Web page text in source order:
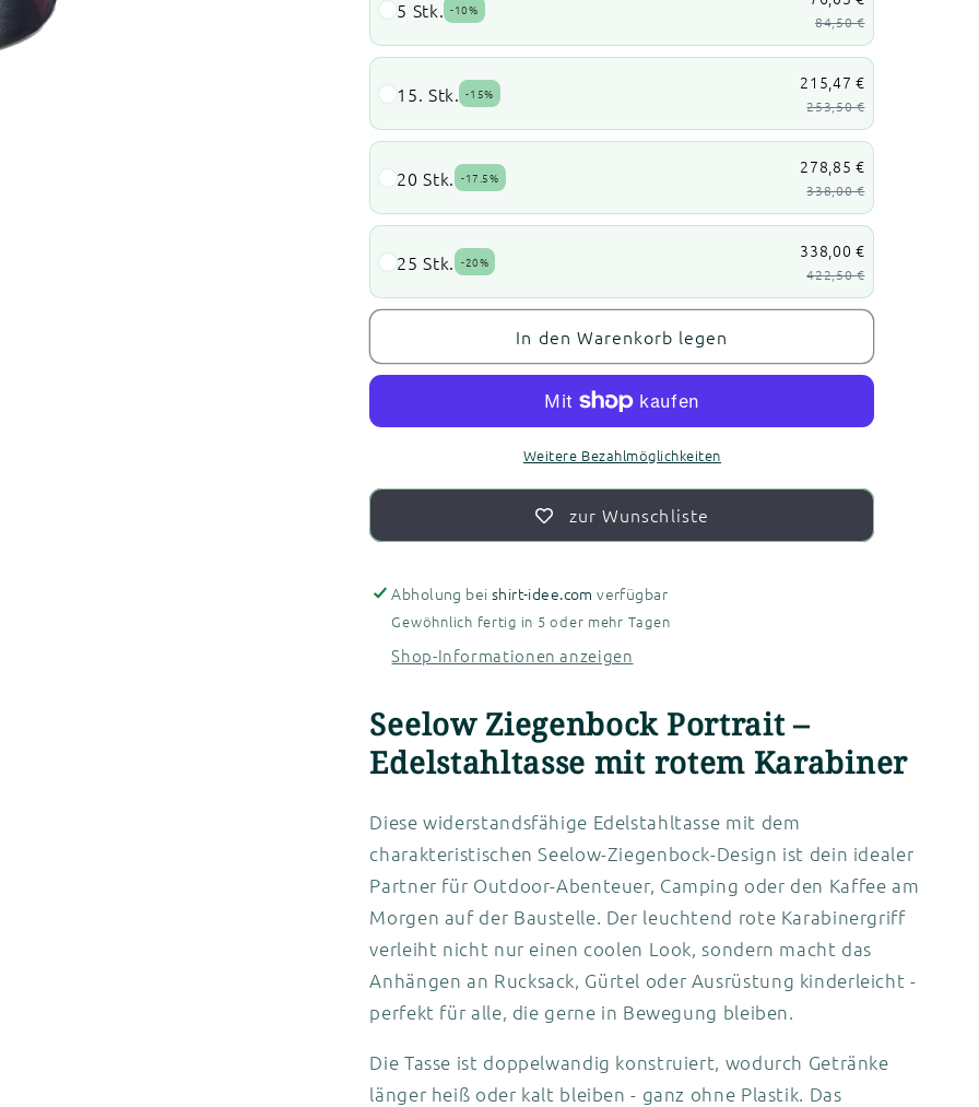
5 Stk. -10%
84,50 €
15. Stk. -15%
215,47 €
253,50 €
20 Stk. -17.5%
278,85 €
338,00 €
25 Stk. -20%
338,00 €
422,50 €
In den Warenkorb legen
Weitere Bezahlmöglichkeiten
zur Wunschliste
Abholung bei shirt-idee.com verfügbar
Gewöhnlich fertig in 5 oder mehr Tagen
Shop-Informationen anzeigen
Seelow Ziegenbock Portrait –
Edelstahltasse mit rotem Karabiner
Diese widerstandsfähige Edelstahltasse mit dem
charakteristischen Seelow-Ziegenbock-Design ist dein idealer
Partner für Outdoor-Abenteuer, Camping oder den Kaffee am
Morgen auf der Baustelle. Der leuchtend rote Karabinergriff
verleiht nicht nur einen coolen Look, sondern macht das
Anhängen an Rucksack, Gürtel oder Ausrüstung kinderleicht -
perfekt für alle, die gerne in Bewegung bleiben.
Die Tasse ist doppelwandig konstruiert, wodurch Getränke
länger heiß oder kalt bleiben - ganz ohne Plastik. Das